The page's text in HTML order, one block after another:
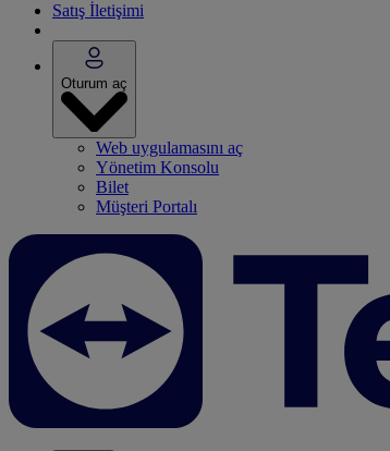
Satış İletişimi
Oturum aç
Web uygulamasını aç
Yönetim Konsolu
Bilet
Müşteri Portalı